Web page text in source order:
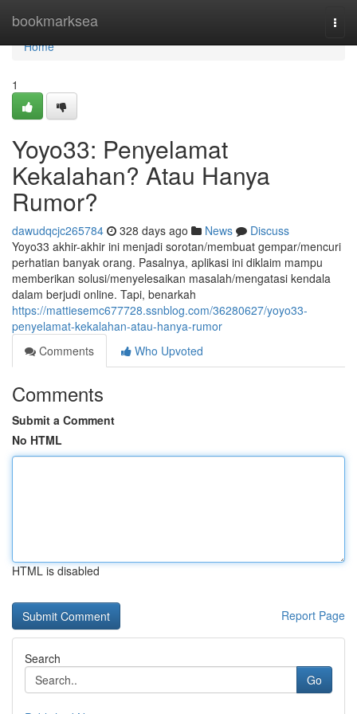
bookmarksea
Home
Home
1
Yoyo33: Penyelamat
Kekalahan? Atau Hanya
Rumor?
dawudqcjc265784 328 days ago News
Discuss
Yoyo33 akhir-akhir ini menjadi sorotan/membuat gempar/mencuri
perhatian banyak orang. Pasalnya, aplikasi ini diklaim mampu
memberikan solusi/menyelesaikan masalah/mengatasi kendala
dalam berjudi online. Tapi, benarkah
https://mattiesemc677728.ssnblog.com/36280627/yoyo33-
penyelamat-kekalahan-atau-hanya-rumor
Comments
Who Upvoted
Comments
Submit a Comment
No HTML
HTML is disabled
Report Page
Search
Go